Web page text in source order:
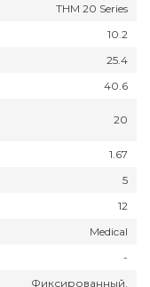
THM 20 Series
10.2
25.4
40.6
20
1.67
5
12
Medical
-
Фиксированный,